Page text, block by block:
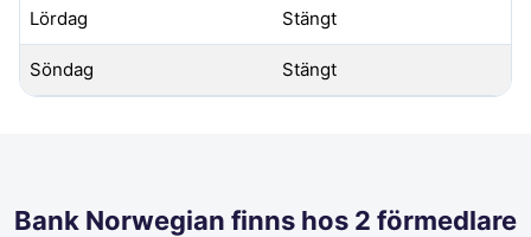
Lördag Stängt
Söndag Stängt
Bank Norwegian finns hos 2 förmedlare